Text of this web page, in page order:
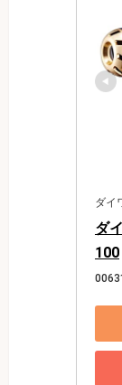
ダイ
ダ
100